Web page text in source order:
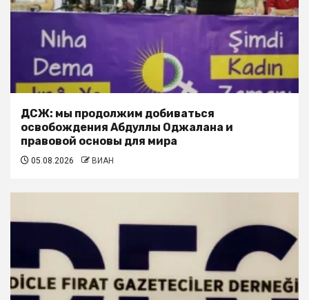
ДСЖ: мы продолжим добиваться
освобождения Абдуллы Оджалана и
правовой основы для мира
05.08.2026 ВИАН